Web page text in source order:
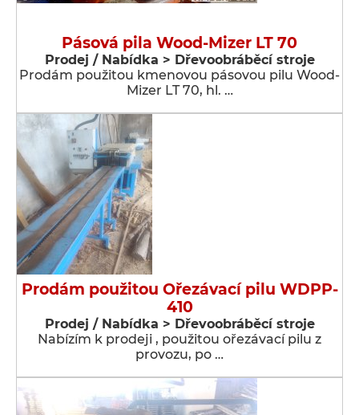
Pásová pila Wood-Mizer LT 70
Prodej / Nabídka > Dřevoobráběcí stroje
Prodám použitou kmenovou pásovou pilu Wood-
Mizer LT 70, hl. …
Prodám použitou Ořezávací pilu WDPP-
410
Prodej / Nabídka > Dřevoobráběcí stroje
Nabízím k prodeji , použitou ořezávací pilu z
provozu, po …